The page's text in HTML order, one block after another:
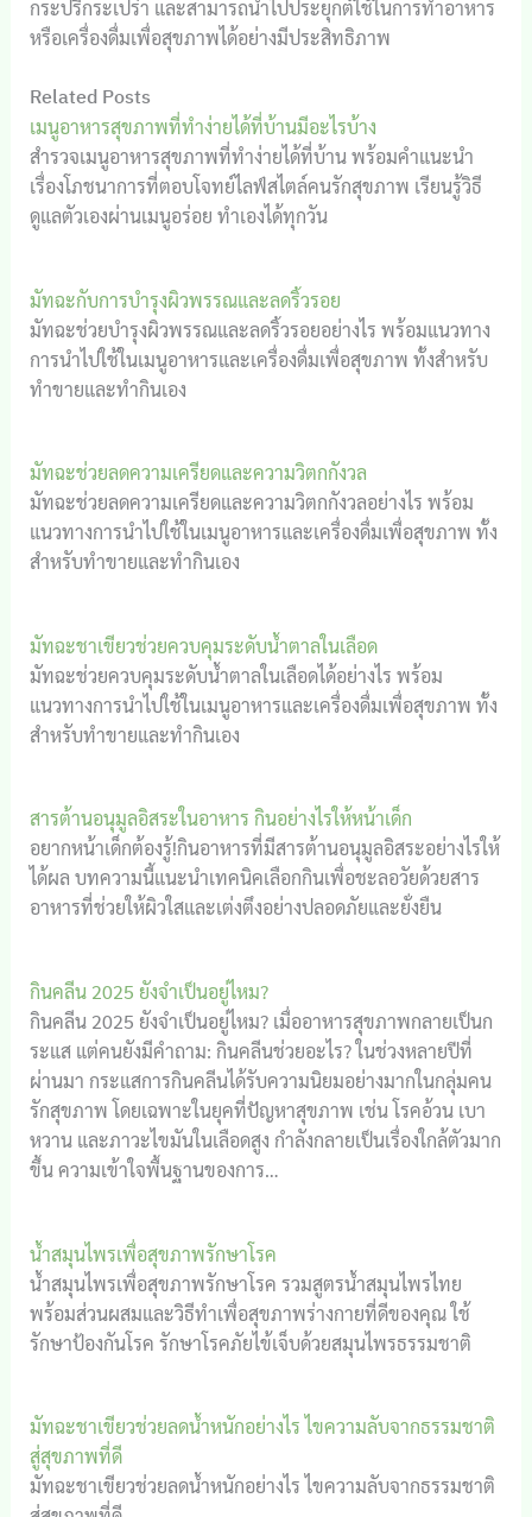
กระปรี้กระเปร่า และสามารถนำไปประยุกต์ใช้ในการทำอาหาร
หรือเครื่องดื่มเพื่อสุขภาพได้อย่างมีประสิทธิภาพ
Related Posts
เมนูอาหารสุขภาพที่ทำง่ายได้ที่บ้านมีอะไรบ้าง
สำรวจเมนูอาหารสุขภาพที่ทำง่ายได้ที่บ้าน พร้อมคำแนะนำ
เรื่องโภชนาการที่ตอบโจทย์ไลฟ์สไตล์คนรักสุขภาพ เรียนรู้วิธี
ดูแลตัวเองผ่านเมนูอร่อย ทำเองได้ทุกวัน
มัทฉะกับการบำรุงผิวพรรณและลดริ้วรอย
มัทฉะช่วยบำรุงผิวพรรณและลดริ้วรอยอย่างไร พร้อมแนวทาง
การนำไปใช้ในเมนูอาหารและเครื่องดื่มเพื่อสุขภาพ ทั้งสำหรับ
ทำขายและทำกินเอง
มัทฉะช่วยลดความเครียดและความวิตกกังวล
มัทฉะช่วยลดความเครียดและความวิตกกังวลอย่างไร พร้อม
แนวทางการนำไปใช้ในเมนูอาหารและเครื่องดื่มเพื่อสุขภาพ ทั้ง
สำหรับทำขายและทำกินเอง
มัทฉะชาเขียวช่วยควบคุมระดับน้ำตาลในเลือด
มัทฉะช่วยควบคุมระดับน้ำตาลในเลือดได้อย่างไร พร้อม
แนวทางการนำไปใช้ในเมนูอาหารและเครื่องดื่มเพื่อสุขภาพ ทั้ง
สำหรับทำขายและทำกินเอง
สารต้านอนุมูลอิสระในอาหาร กินอย่างไรให้หน้าเด็ก
อยากหน้าเด็กต้องรู้!กินอาหารที่มีสารต้านอนุมูลอิสระอย่างไรให้
ได้ผล บทความนี้แนะนำเทคนิคเลือกกินเพื่อชะลอวัยด้วยสาร
อาหารที่ช่วยให้ผิวใสและเต่งตึงอย่างปลอดภัยและยั่งยืน
กินคลีน 2025 ยังจำเป็นอยู่ไหม?
กินคลีน 2025 ยังจำเป็นอยู่ไหม? เมื่ออาหารสุขภาพกลายเป็นก
ระแส แต่คนยังมีคำถาม: กินคลีนช่วยอะไร? ในช่วงหลายปีที่
ผ่านมา กระแสการกินคลีนได้รับความนิยมอย่างมากในกลุ่มคน
รักสุขภาพ โดยเฉพาะในยุคที่ปัญหาสุขภาพ เช่น โรคอ้วน เบา
หวาน และภาวะไขมันในเลือดสูง กำลังกลายเป็นเรื่องใกล้ตัวมาก
ขึ้น ความเข้าใจพื้นฐานของการ…
น้ำสมุนไพรเพื่อสุขภาพรักษาโรค
น้ำสมุนไพรเพื่อสุขภาพรักษาโรค รวมสูตรน้ำสมุนไพรไทย
พร้อมส่วนผสมและวิธีทำเพื่อสุขภาพร่างกายที่ดีของคุณ ใช้
รักษาป้องกันโรค รักษาโรคภัยไข้เจ็บด้วยสมุนไพรธรรมชาติ
มัทฉะชาเขียวช่วยลดน้ำหนักอย่างไร ไขความลับจากธรรมชาติ
สู่สุขภาพที่ดี
มัทฉะชาเขียวช่วยลดน้ำหนักอย่างไร ไขความลับจากธรรมชาติ